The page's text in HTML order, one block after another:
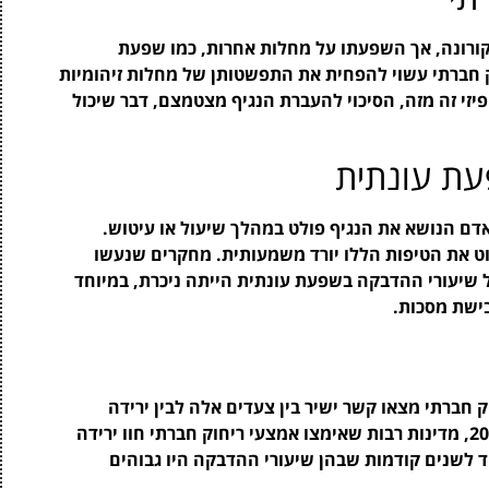
אך השפעתו על מחלות אחרות, כמו שפעת
חברתי עשוי להפחית את התפשטותן של מחלות זיהומיות
זה מזה, הסיכוי להעברת הנגיף מצטמצם, דבר שיכול
עונתית
הנושא את הנגיף פולט במהלך שיעול או עיטוש.
את הטיפות הללו יורד משמעותית. מחקרים שנעשו
ההדבקה בשפעת עונתית הייתה ניכרת, במיוחד
מסכות.
מצאו קשר ישיר בין צעדים אלה לבין ירידה
בשיעורי ההדבקה בשפעת. למשל, במהלך חורף 2020, מדינות רבות שאימצו אמצעי ריחוק חברתי חוו ירידה
קודמות שבהן שיעורי ההדבקה היו גבוהים